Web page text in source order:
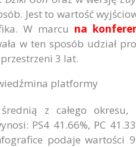
Jest to wartość
W marcu na
w ten sposób udział
3 lat.
z całego
PS4 41.66%, PC
podaje wartości